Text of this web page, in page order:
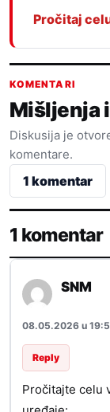
Pročitaj
KOMENTARI
Mišljenja
Diskusija je
komentare.
1 komentar
1 komentar
SNM
08.05.2026 u
Reply
Pročitajte celu